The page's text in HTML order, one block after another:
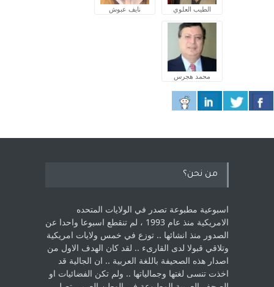
الطيب العلوي نايف عبوش
محمد هجرس
من نحن؟
اسبوعية مطبوعة تصدر في الولايات المتحده
الامريكية منذ عام 1993 ، لم ‏تنقطع اسبوعا واحدا عن
الصدور منذ انشائها .. توزع في خمس ولايات امريكية
‏وتلاقي قبولا لدى القارىء ..‏ لقد كان الهدف الاول من
اصدار هذه الصحيفة باللغة العربية .. ان الجالية قد
اخذت ‏تنسى لغتها وجمالياتها .. ولم تكن الفضائيات او